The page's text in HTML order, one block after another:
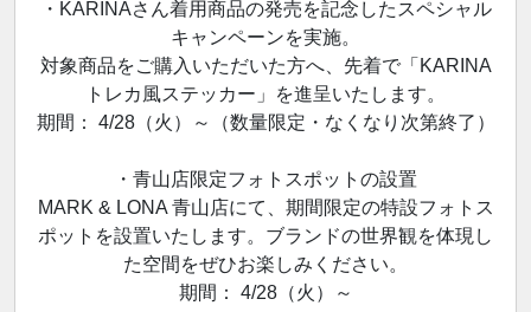
・KARINAさん着用商品の発売を記念したスペシャル
キャンペーンを実施。
対象商品をご購入いただいた方へ、先着で「KARINA
トレカ風ステッカー」を進呈いたします。
期間： 4/28（火）～（数量限定・なくなり次第終了）
・青山店限定フォトスポットの設置
MARK & LONA 青山店にて、期間限定の特設フォトス
ポットを設置いたします。ブランドの世界観を体現し
た空間をぜひお楽しみください。
期間： 4/28（火）～